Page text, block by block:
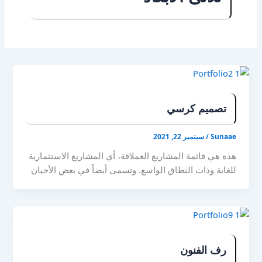
تصميم كرسي
Sunaae
/سبتمبر 22, 2021
هذه هي قائمة المشاريع العملاقة، أي المشاريع الاستثمارية
للغاية وذات النطاق الواسع. وتسمى أيضاً في بعض الأحيان
تكلفة في تاريخ العالم من حيث تكلفة التضخم النقدي
الأمريكية. عميلابراهيم سعيدانشأ من
رف الفنون